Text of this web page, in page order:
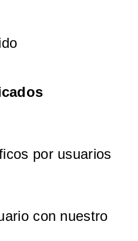
por usuarios
con nuestro